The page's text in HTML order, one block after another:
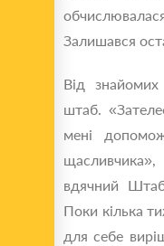
Залишався
Від знайомих
штаб.
мені
вдячний
Поки кілька
для себе